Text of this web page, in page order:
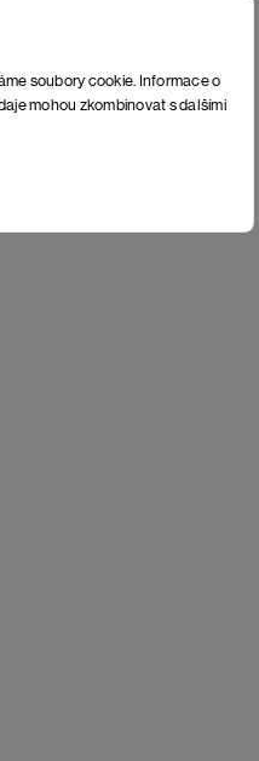
soubory cookie. Informace o
mohou zkombinovat s dalšími